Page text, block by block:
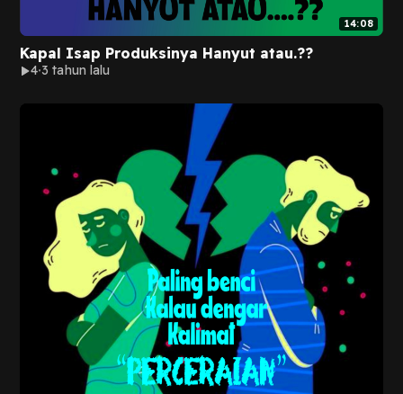
14:08
Kapal Isap Produksinya Hanyut atau.??
4 3 tahun lalu